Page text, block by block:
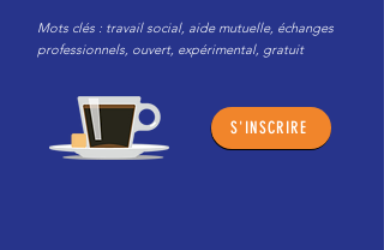
Mots clés : travail social, aide mutuelle, échanges
professionnels, ouvert, expérimental, gratuit
S'INSCRIRE